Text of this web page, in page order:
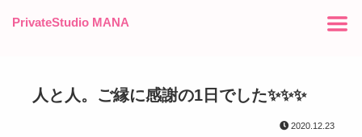
PrivateStudio MANA
人と人。ご縁に感謝の1日でした✨✨✨
2020.12.23